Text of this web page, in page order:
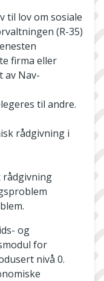
til lov om sosiale
(R-35)
firma eller
av Nav-
til andre.
rådgivning i
rådgivning
og
for
nivå 0.